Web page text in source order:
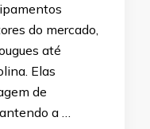
do mercado,
até
Elas
de
a …